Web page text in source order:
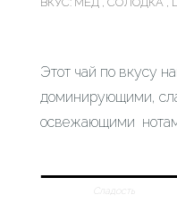
Этот чай по вкусу
доминирующими,
освежающими